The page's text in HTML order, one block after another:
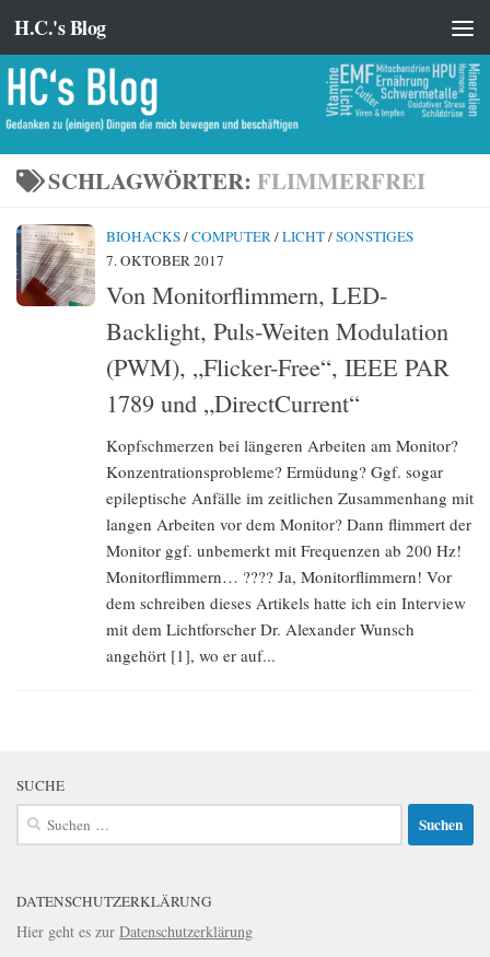
Zum Inhalt springen
H.C.'s Blog
SCHLAGWÖRTER: FLIMMERFREI
BIOHACKS/COMPUTER/LICHT/SONSTIGES
7. OKTOBER 2017
Von Monitorflimmern, LED-
Backlight, Puls-Weiten Modulation
(PWM), „Flicker-Free“, IEEE PAR
1789 und „DirectCurrent“
Kopfschmerzen bei längeren Arbeiten am Monitor?
Konzentrationsprobleme? Ermüdung? Ggf. sogar
epileptische Anfälle im zeitlichen Zusammenhang mit
langen Arbeiten vor dem Monitor? Dann flimmert der
Monitor ggf. unbemerkt mit Frequenzen ab 200 Hz!
Monitorflimmern… ???? Ja, Monitorflimmern! Vor
dem schreiben dieses Artikels hatte ich ein Interview
mit dem Lichtforscher Dr. Alexander Wunsch
angehört [1], wo er auf...
SUCHE
Suchen
nach:
DATENSCHUTZERKLÄRUNG
Hier geht es zur Datenschutzerklärung